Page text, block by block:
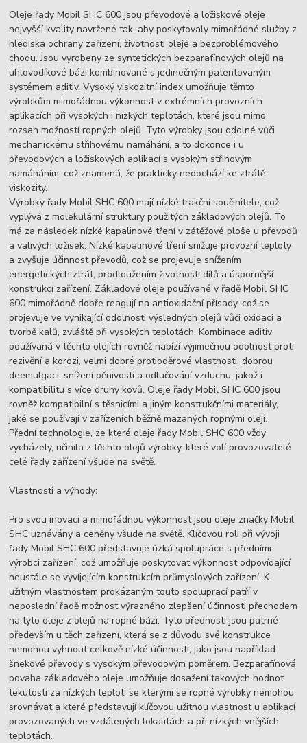
Oleje řady Mobil SHC 600 jsou převodové a ložiskové oleje
nejvyšší kvality navržené tak, aby poskytovaly mimořádné služby z
hlediska ochrany zařízení, životnosti oleje a bezproblémového
chodu. Jsou vyrobeny ze syntetických bezparafínových olejů na
uhlovodíkové bázi kombinované s jedinečným patentovaným
systémem aditiv. Vysoký viskozitní index umožňuje těmto
výrobkům mimořádnou výkonnost v extrémních provozních
aplikacích při vysokých i nízkých teplotách, které jsou mimo
rozsah možností ropných olejů. Tyto výrobky jsou odolné vůči
mechanickému střihovému namáhání, a to dokonce i u
převodových a ložiskových aplikací s vysokým střihovým
namáháním, což znamená, že prakticky nedochází ke ztrátě
viskozity.
Výrobky řady Mobil SHC 600 mají nízké trakční součinitele, což
vyplývá z molekulární struktury použitých základových olejů. To
má za následek nízké kapalinové tření v zátěžové ploše u převodů
a valivých ložisek. Nízké kapalinové tření snižuje provozní teploty
a zvyšuje účinnost převodů, což se projevuje snížením
energetických ztrát, prodloužením životnosti dílů a úspornější
konstrukcí zařízení. Základové oleje používané v řadě Mobil SHC
600 mimořádně dobře reagují na antioxidační přísady, což se
projevuje ve vynikající odolnosti výsledných olejů vůči oxidaci a
tvorbě kalů, zvláště při vysokých teplotách. Kombinace aditiv
používaná v těchto olejích rovněž nabízí výjimečnou odolnost proti
rezivění a korozi, velmi dobré protioděrové vlastnosti, dobrou
deemulgaci, snížení pěnivosti a odlučování vzduchu, jakož i
kompatibilitu s více druhy kovů. Oleje řady Mobil SHC 600 jsou
rovněž kompatibilní s těsnicími a jiným konstrukčními materiály,
jaké se používají v zařízeních běžně mazaných ropnými oleji.
Přední technologie, ze které oleje řady Mobil SHC 600 vždy
vycházely, učinila z těchto olejů výrobky, které volí provozovatelé
celé řady zařízení všude na světě.
Vlastnosti a výhody:
Pro svou inovaci a mimořádnou výkonnost jsou oleje značky Mobil
SHC uznávány a ceněny všude na světě. Klíčovou roli při vývoji
řady Mobil SHC 600 představuje úzká spolupráce s předními
výrobci zařízení, což umožňuje poskytovat výkonnost odpovídající
neustále se vyvíjejícím konstrukcím průmyslových zařízení. K
užitným vlastnostem prokázaným touto spoluprací patří v
neposlední řadě možnost výrazného zlepšení účinnosti přechodem
na tyto oleje z olejů na ropné bázi. Tyto přednosti jsou patrné
především u těch zařízení, která se z důvodu své konstrukce
nemohou vyhnout celkově nízké účinnosti, jako jsou například
šnekové převody s vysokým převodovým poměrem. Bezparafínová
povaha základového oleje umožňuje dosažení takových hodnot
tekutosti za nízkých teplot, se kterými se ropné výrobky nemohou
srovnávat a které představují klíčovou užitnou vlastnost u aplikací
provozovaných ve vzdálených lokalitách a při nízkých vnějších
teplotách.